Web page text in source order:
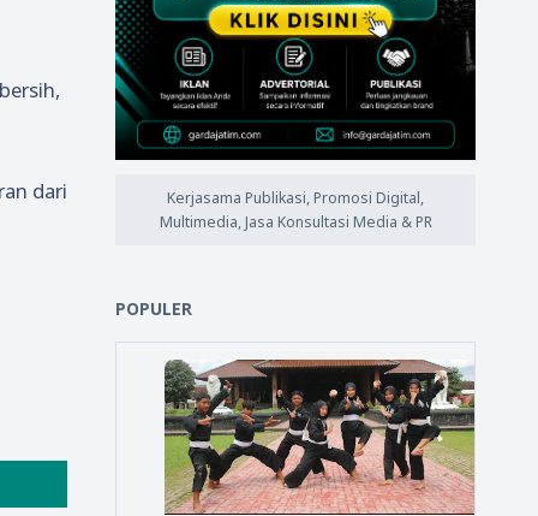
dari
Kerjasama Publikasi, Promosi Digital,
Multimedia, Jasa Konsultasi Media & PR
POPULER